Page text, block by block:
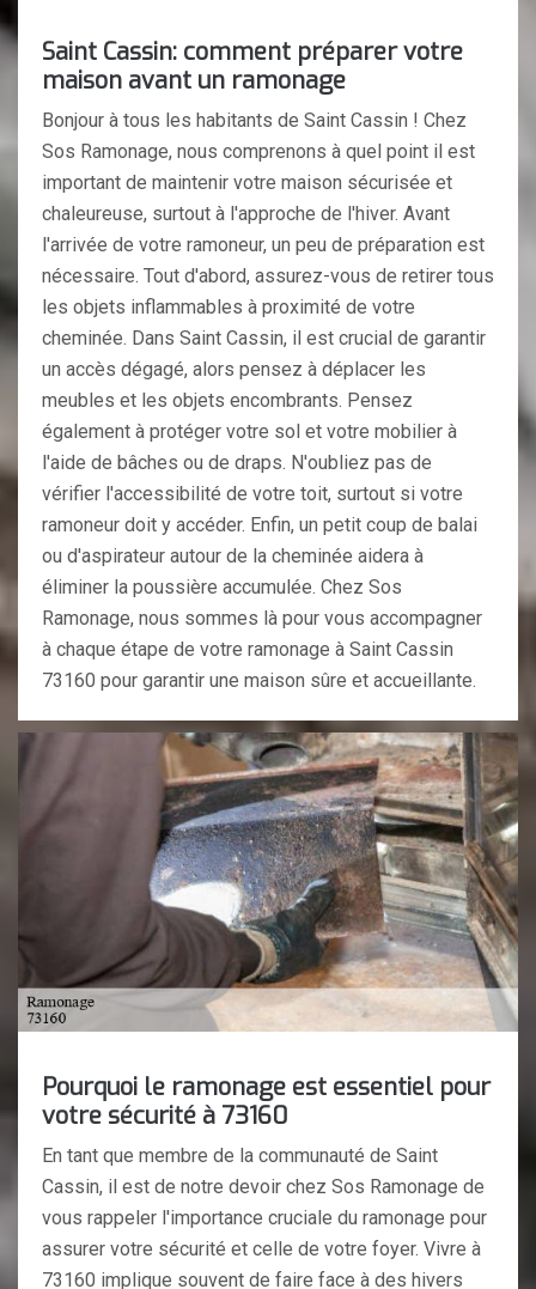
Saint Cassin: comment préparer votre
maison avant un ramonage
Bonjour à tous les habitants de Saint Cassin ! Chez
Sos Ramonage, nous comprenons à quel point il est
important de maintenir votre maison sécurisée et
chaleureuse, surtout à l'approche de l'hiver. Avant
l'arrivée de votre ramoneur, un peu de préparation est
nécessaire. Tout d'abord, assurez-vous de retirer tous
les objets inflammables à proximité de votre
cheminée. Dans Saint Cassin, il est crucial de garantir
un accès dégagé, alors pensez à déplacer les
meubles et les objets encombrants. Pensez
également à protéger votre sol et votre mobilier à
l'aide de bâches ou de draps. N'oubliez pas de
vérifier l'accessibilité de votre toit, surtout si votre
ramoneur doit y accéder. Enfin, un petit coup de balai
ou d'aspirateur autour de la cheminée aidera à
éliminer la poussière accumulée. Chez Sos
Ramonage, nous sommes là pour vous accompagner
à chaque étape de votre ramonage à Saint Cassin
73160 pour garantir une maison sûre et accueillante.
Pourquoi le ramonage est essentiel pour
votre sécurité à 73160
En tant que membre de la communauté de Saint
Cassin, il est de notre devoir chez Sos Ramonage de
vous rappeler l'importance cruciale du ramonage pour
assurer votre sécurité et celle de votre foyer. Vivre à
73160 implique souvent de faire face à des hivers